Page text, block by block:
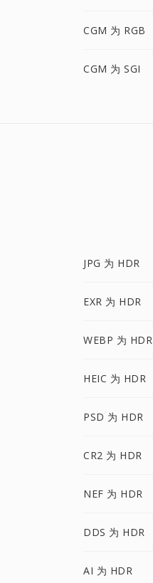
CGM 为 RGB
CGM 为 SGI
JPG 为 HDR
EXR 为 HDR
WEBP 为 HDR
HEIC 为 HDR
PSD 为 HDR
CR2 为 HDR
NEF 为 HDR
DDS 为 HDR
AI 为 HDR